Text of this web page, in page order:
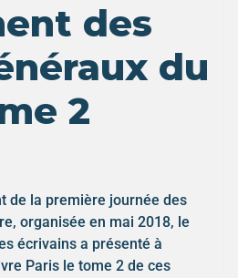
des
du
2
de la première journée des
organisée en mai 2018, le
écrivains a présenté à
Paris le tome 2 de ces